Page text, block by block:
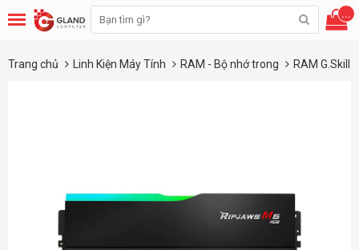
...
Trang chủ Linh Kiện Máy Tính RAM - Bộ nhớ trong RAM G.Skill